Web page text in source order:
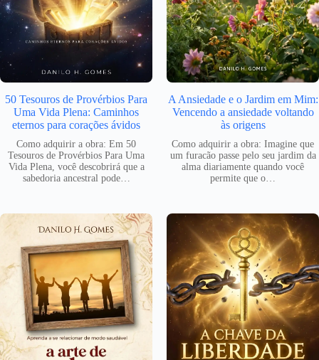
50 Tesouros de Provérbios Para
Uma Vida Plena: Caminhos
eternos para corações ávidos
Como adquirir a obra: Em 50
Tesouros de Provérbios Para Uma
Vida Plena, você descobrirá que a
sabedoria ancestral pode…
A Ansiedade e o Jardim em Mim:
Vencendo a ansiedade voltando
às origens
Como adquirir a obra: Imagine que
um furacão passe pelo seu jardim da
alma diariamente quando você
permite que o…